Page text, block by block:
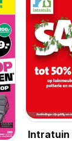
Intratuin